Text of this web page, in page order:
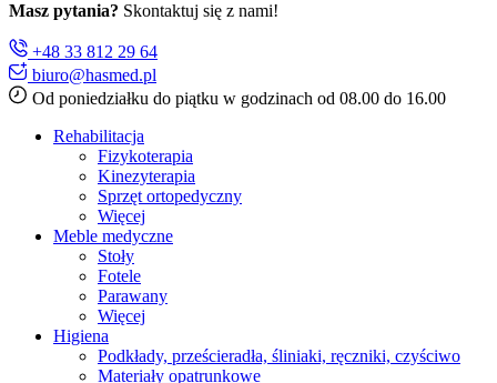
Masz pytania? Skontaktuj się z nami!
+48 33 812 29 64
biuro@hasmed.pl
Od poniedziałku do piątku w godzinach od 08.00 do 16.00
Rehabilitacja
Fizykoterapia
Kinezyterapia
Sprzęt ortopedyczny
Więcej
Meble medyczne
Stoły
Fotele
Parawany
Więcej
Higiena
Podkłady, prześcieradła, śliniaki, ręczniki, czyściwo
Materiały opatrunkowe